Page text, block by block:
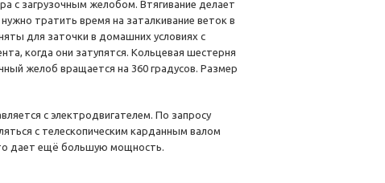
с загрузочным желобом. Втягивание делает
тратить время на заталкивание веток в
для заточки в домашних условиях с
когда они затупятся. Кольцевая шестерня
желоб вращается на 360 градусов. Размер
с электродвигателем. По запросу
с телескопическим карданным валом
дает ещё большую мощность.